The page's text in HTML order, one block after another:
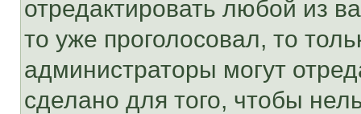
отредактировать любой из
то уже проголосовал, то
администраторы могут
сделано для того, чтобы